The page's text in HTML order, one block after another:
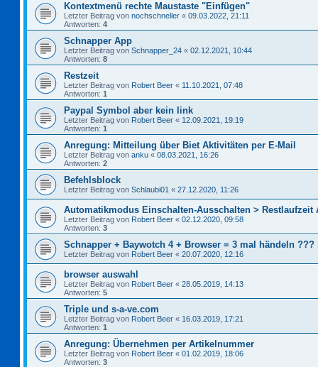
Kontextmenü rechte Maustaste "Einfügen"
Letzter Beitrag von nochschneller « 09.03.2022, 21:11
Antworten: 4
Schnapper App
Letzter Beitrag von Schnapper_24 « 02.12.2021, 10:44
Antworten: 8
Restzeit
Letzter Beitrag von Robert Beer « 11.10.2021, 07:48
Antworten: 1
Paypal Symbol aber kein link
Letzter Beitrag von Robert Beer « 12.09.2021, 19:19
Antworten: 1
Anregung: Mitteilung über Biet Aktivitäten per E-Mail
Letzter Beitrag von anku « 08.03.2021, 16:26
Antworten: 2
Befehlsblock
Letzter Beitrag von Schlaubi01 « 27.12.2020, 11:26
Automatikmodus Einschalten-Ausschalten > Restlaufzeit
Letzter Beitrag von Robert Beer « 02.12.2020, 09:58
Antworten: 3
Schnapper + Baywotch 4 + Browser = 3 mal händeln ???
Letzter Beitrag von Robert Beer « 20.07.2020, 12:16
browser auswahl
Letzter Beitrag von Robert Beer « 28.05.2019, 14:13
Antworten: 5
Triple und s-a-ve.com
Letzter Beitrag von Robert Beer « 16.03.2019, 17:21
Antworten: 1
Anregung: Übernehmen per Artikelnummer
Letzter Beitrag von Robert Beer « 01.02.2019, 18:06
Antworten: 3